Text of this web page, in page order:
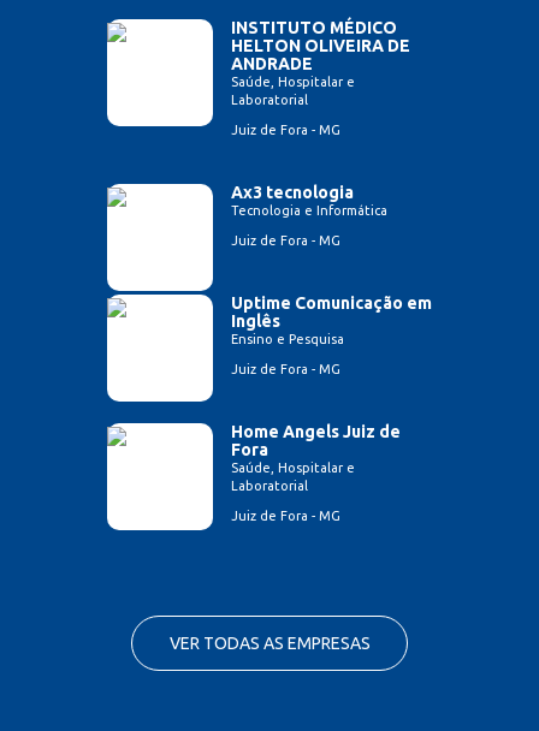
INSTITUTO MÉDICO
HELTON OLIVEIRA DE
ANDRADE
Saúde, Hospitalar e
Laboratorial
Juiz de Fora - MG
Ax3 tecnologia
Tecnologia e Informática
Juiz de Fora - MG
Uptime Comunicação em
Inglês
Ensino e Pesquisa
Juiz de Fora - MG
Home Angels Juiz de
Fora
Saúde, Hospitalar e
Laboratorial
Juiz de Fora - MG
VER TODAS AS EMPRESAS